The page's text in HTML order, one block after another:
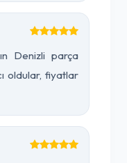
Denizli parça
oldular, fiyatlar